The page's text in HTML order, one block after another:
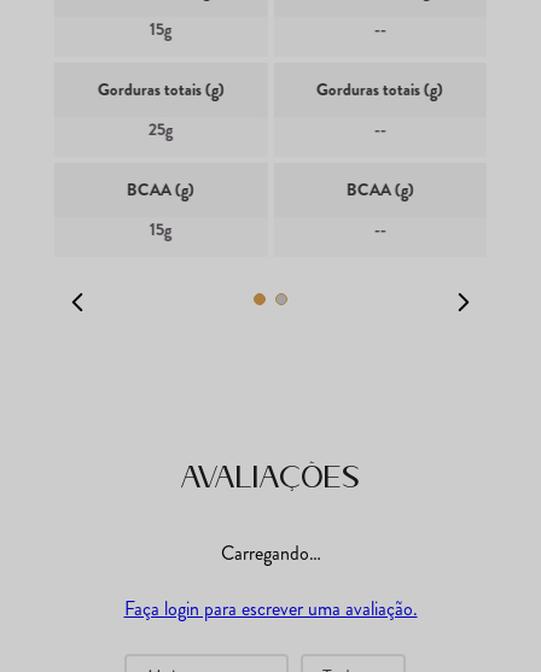
15g
Gorduras totais (g)
25g
BCAA (g)
15g
--
Gorduras totais (g)
--
BCAA (g)
--
Avaliações
Carregando…
Faça login para escrever uma avaliação.